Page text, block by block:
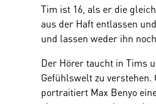
Tim ist 16, als er die
aus der Haft entlassen
und lassen weder ihn
Der Hörer taucht in Tims
Gefühlswelt zu
portraitiert Max Benyo